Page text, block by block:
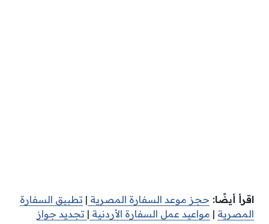
اقرأ أيضًا: حجز موعد السفارة المصرية | تطبيق السفارة
المصرية | مواعيد عمل السفارة الأردنية | تجديد جواز